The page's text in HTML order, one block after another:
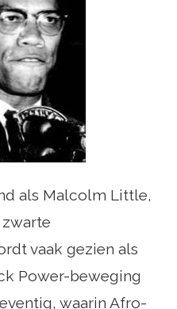
als Malcolm Little,
vaak gezien als
Power-beweging
waarin Afro-